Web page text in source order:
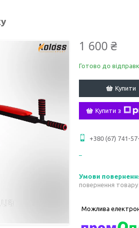
1 600 ₴
Готово до
Купити
Купити з
+380 (67) 741-
повернення